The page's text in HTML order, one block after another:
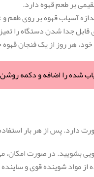
بر طعم قهوه دارد.
آسیاب قهوه بر روی طعم و
جدا شدن دستگاه را
پس از هر بار
بشویید. در صورت امکان،
از مواد شوینده قوی و